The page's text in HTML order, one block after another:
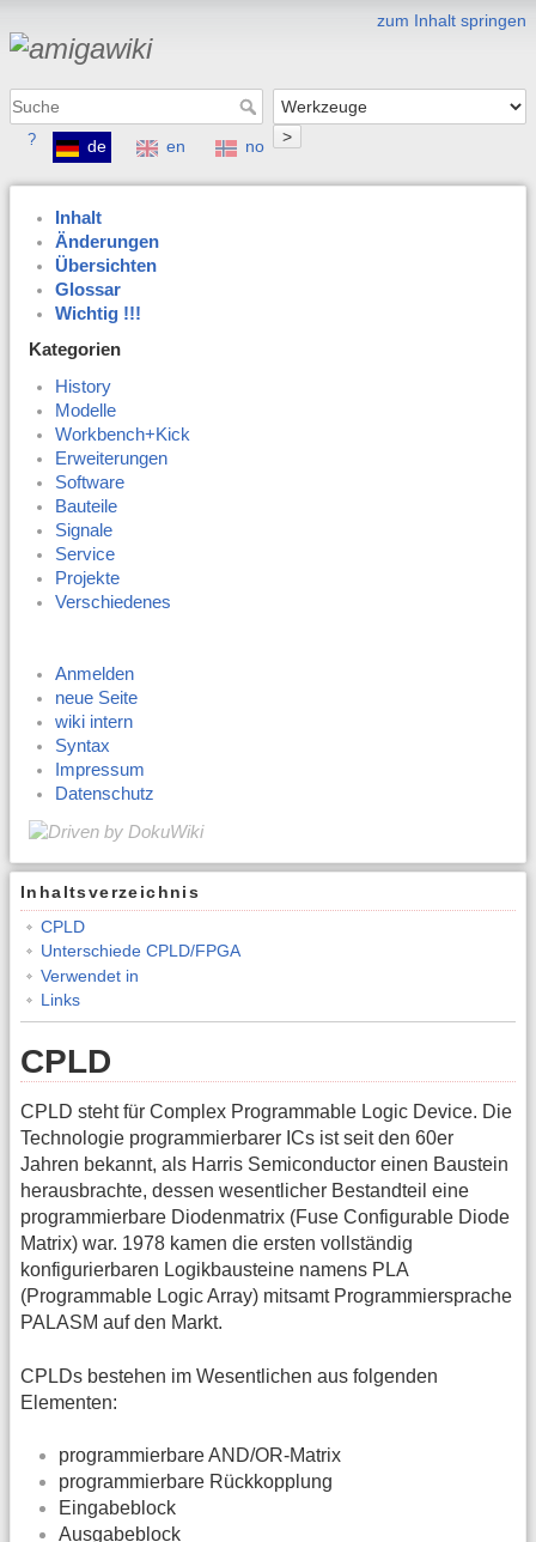
zum Inhalt springen
>
? de en no
Inhalt
Änderungen
Übersichten
Glossar
Wichtig !!!
Kategorien
History
Modelle
Workbench+Kick
Erweiterungen
Software
Bauteile
Signale
Service
Projekte
Verschiedenes
Anmelden
neue Seite
wiki intern
Syntax
Impressum
Datenschutz
Inhaltsverzeichnis
CPLD
Unterschiede CPLD/FPGA
Verwendet in
Links
CPLD
CPLD steht für Complex Programmable Logic Device. Die
Technologie programmierbarer ICs ist seit den 60er
Jahren bekannt, als Harris Semiconductor einen Baustein
herausbrachte, dessen wesentlicher Bestandteil eine
programmierbare Diodenmatrix (Fuse Configurable Diode
Matrix) war. 1978 kamen die ersten vollständig
konfigurierbaren Logikbausteine namens PLA
(Programmable Logic Array) mitsamt Programmiersprache
PALASM auf den Markt.
CPLDs bestehen im Wesentlichen aus folgenden
Elementen:
programmierbare AND/OR-Matrix
programmierbare Rückkopplung
Eingabeblock
Ausgabeblock